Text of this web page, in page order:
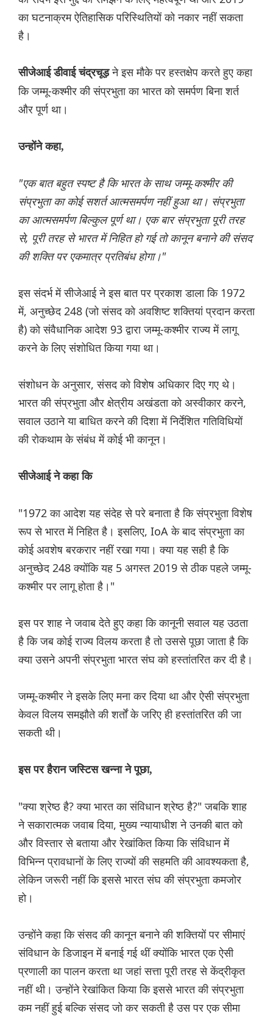
का घटनाक्रम ऐतिहासिक परिस्थितियों को नकार नहीं सकता
है।
सीजेआई डीवाई चंद्रचूड़ने इस मौके पर हस्तक्षेप करते हुए कहा
कि जम्मू-कश्मीर की संप्रभुता का भारत को समर्पण बिना शर्त
और पूर्ण था।
उन्होंने कहा,
"एक बात बहुत स्पष्ट है कि भारत के साथ जम्मू-कश्मीर की
संप्रभुता का कोई सशर्त आत्मसमर्पण नहीं हुआ था। संप्रभुता
का आत्मसमर्पण बिल्कुल पूर्ण था। एक बार संप्रभुता पूरी तरह
से, पूरी तरह से भारत में निहित हो गई तो कानून बनाने की संसद
की शक्ति पर एकमात्र प्रतिबंध होगा।"
इस संदर्भ में सीजेआई ने इस बात पर प्रकाश डाला कि 1972
में, अनुच्छेद 248 (जो संसद को अवशिष्ट शक्तियां प्रदान करता
है) को संवैधानिक आदेश 93 द्वारा जम्मू-कश्मीर राज्य में लागू
करने के लिए संशोधित किया गया था।
संशोधन के अनुसार, संसद को विशेष अधिकार दिए गए थे।
भारत की संप्रभुता और क्षेत्रीय अखंडता को अस्वीकार करने,
सवाल उठाने या बाधित करने की दिशा में निर्देशित गतिविधियों
की रोकथाम के संबंध में कोई भी कानून।
सीजेआई ने कहा कि
"1972 का आदेश यह संदेह से परे बनाता है कि संप्रभुता विशेष
रूप से भारत में निहित है। इसलिए, IoA के बाद संप्रभुता का
कोई अवशेष बरकरार नहीं रखा गया। क्या यह सही है कि
अनुच्छेद 248 क्योंकि यह 5 अगस्त 2019 से ठीक पहले जम्मू-
कश्मीर पर लागू होता है।"
इस पर शाह ने जवाब देते हुए कहा कि कानूनी सवाल यह उठता
है कि जब कोई राज्य विलय करता है तो उससे पूछा जाता है कि
क्या उसने अपनी संप्रभुता भारत संघ को हस्तांतरित कर दी है।
जम्मू-कश्मीर ने इसके लिए मना कर दिया था और ऐसी संप्रभुता
केवल विलय समझौते की शर्तों के जरिए ही हस्तांतरित की जा
सकती थी।
इस पर हैरान जस्टिस खन्ना ने पूछा,
"क्या श्रेष्ठ है? क्या भारत का संविधान श्रेष्ठ है?" जबकि शाह
ने सकारात्मक जवाब दिया, मुख्य न्यायाधीश ने उनकी बात को
और विस्तार से बताया और रेखांकित किया कि संविधान में
विभिन्न प्रावधानों के लिए राज्यों की सहमति की आवश्यकता है,
लेकिन जरूरी नहीं कि इससे भारत संघ की संप्रभुता कमजोर
हो।
उन्होंने कहा कि संसद की कानून बनाने की शक्तियों पर सीमाएं
संविधान के डिजाइन में बनाई गई थीं क्योंकि भारत एक ऐसी
प्रणाली का पालन करता था जहां सत्ता पूरी तरह से केंद्रीकृत
नहीं थी। उन्होंने रेखांकित किया कि इससे भारत की संप्रभुता
कम नहीं हुई बल्कि संसद जो कर सकती है उस पर एक सीमा